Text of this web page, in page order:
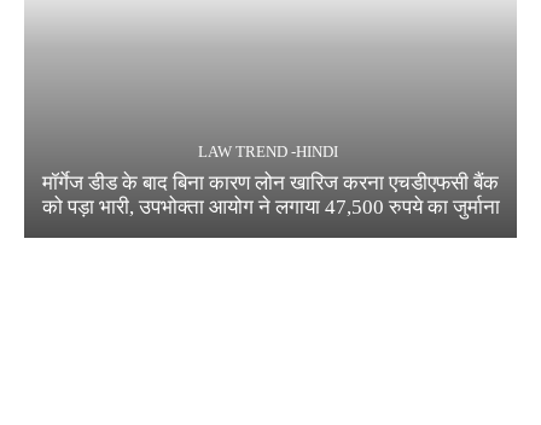
LAW TREND -HINDI
मॉर्गेज डीड के बाद बिना कारण लोन खारिज करना एचडीएफसी बैंक
को पड़ा भारी, उपभोक्ता आयोग ने लगाया 47,500 रुपये का जुर्माना